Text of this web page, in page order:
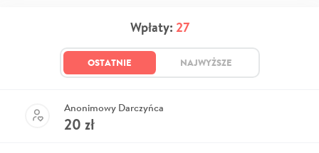
Wpłaty: 27
OSTATNIE NAJWYŻSZE
Anonimowy Darczyńca
20 zł